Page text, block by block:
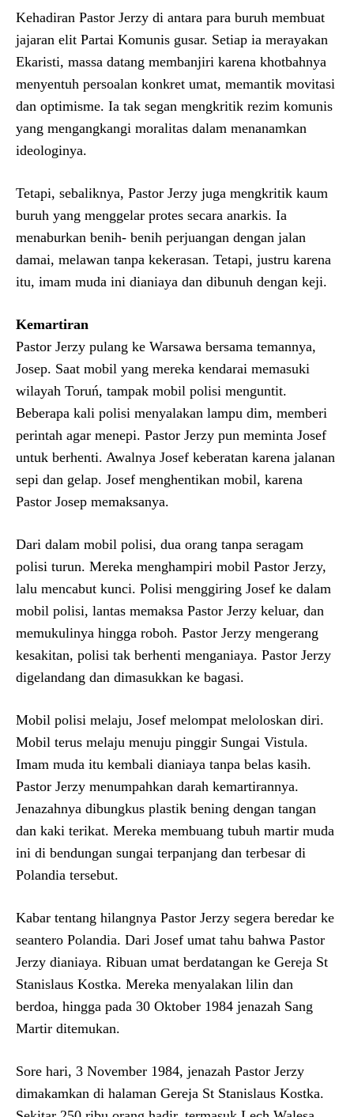
Kehadiran Pastor Jerzy di antara para buruh membuat
jajaran elit Partai Komunis gusar. Setiap ia merayakan
Ekaristi, massa datang membanjiri karena khotbahnya
menyentuh persoalan konkret umat, memantik movitasi
dan optimisme. Ia tak segan mengkritik rezim komunis
yang mengangkangi moralitas dalam menanamkan
ideologinya.
Tetapi, sebaliknya, Pastor Jerzy juga mengkritik kaum
buruh yang menggelar protes secara anarkis. Ia
menaburkan benih- benih perjuangan dengan jalan
damai, melawan tanpa kekerasan. Tetapi, justru karena
itu, imam muda ini dianiaya dan dibunuh dengan keji.
Kemartiran
Pastor Jerzy pulang ke Warsawa bersama temannya,
Josep. Saat mobil yang mereka kendarai memasuki
wilayah Toruń, tampak mobil polisi menguntit.
Beberapa kali polisi menyalakan lampu dim, memberi
perintah agar menepi. Pastor Jerzy pun meminta Josef
untuk berhenti. Awalnya Josef keberatan karena jalanan
sepi dan gelap. Josef menghentikan mobil, karena
Pastor Josep memaksanya.
Dari dalam mobil polisi, dua orang tanpa seragam
polisi turun. Mereka menghampiri mobil Pastor Jerzy,
lalu mencabut kunci. Polisi menggiring Josef ke dalam
mobil polisi, lantas memaksa Pastor Jerzy keluar, dan
memukulinya hingga roboh. Pastor Jerzy mengerang
kesakitan, polisi tak berhenti menganiaya. Pastor Jerzy
digelandang dan dimasukkan ke bagasi.
Mobil polisi melaju, Josef melompat meloloskan diri.
Mobil terus melaju menuju pinggir Sungai Vistula.
Imam muda itu kembali dianiaya tanpa belas kasih.
Pastor Jerzy menumpahkan darah kemartirannya.
Jenazahnya dibungkus plastik bening dengan tangan
dan kaki terikat. Mereka membuang tubuh martir muda
ini di bendungan sungai terpanjang dan terbesar di
Polandia tersebut.
Kabar tentang hilangnya Pastor Jerzy segera beredar ke
seantero Polandia. Dari Josef umat tahu bahwa Pastor
Jerzy dianiaya. Ribuan umat berdatangan ke Gereja St
Stanislaus Kostka. Mereka menyalakan lilin dan
berdoa, hingga pada 30 Oktober 1984 jenazah Sang
Martir ditemukan.
Sore hari, 3 November 1984, jenazah Pastor Jerzy
dimakamkan di halaman Gereja St Stanislaus Kostka.